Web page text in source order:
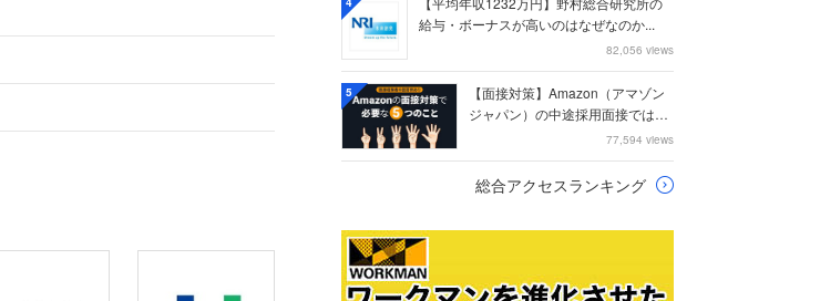
給与・ボーナスが高いのはなぜなのか...
82,056 views
5
【面接対策】Amazon（アマゾン
ジャパン）の中途採用面接では何
77,594 views
総合アクセスランキング